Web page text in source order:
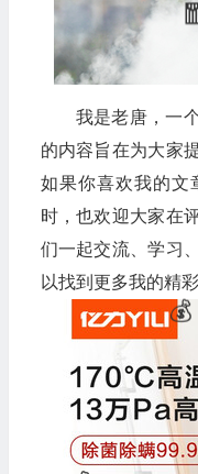
我是老唐，一
的内容旨在为大家
如果你喜欢我的文
时，也欢迎大家在
们一起交流、学习
以找到更多我的精
💰